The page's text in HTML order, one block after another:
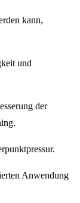
kann,
und
der
Anwendung